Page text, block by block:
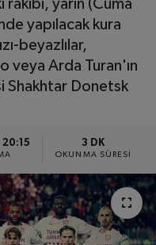
yarın (Cuma
yapılacak kura
beyazlılar,
veya Arda Turan'ın
Shakhtar Donetsk
3 DK
OKUNMA SÜRESI